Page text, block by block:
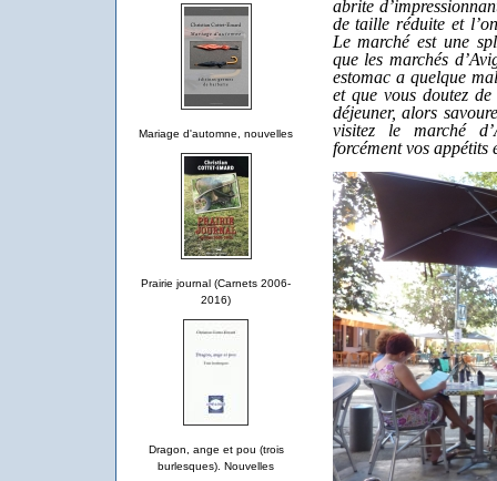
Mariage d'automne, nouvelles
Prairie journal (Carnets 2006-
2016)
Dragon, ange et pou (trois
burlesques). Nouvelles
abrite
de taille réduite et
Le marché est une
que les marchés
estomac a quelque
et que vous doutez
déjeuner, alors
visitez le marché
forcément vos appétits